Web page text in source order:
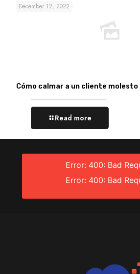
December 12, 2022
Cómo calmar a un cliente molesto
Read more
Error: 400: Bad
Error: 400: Bad